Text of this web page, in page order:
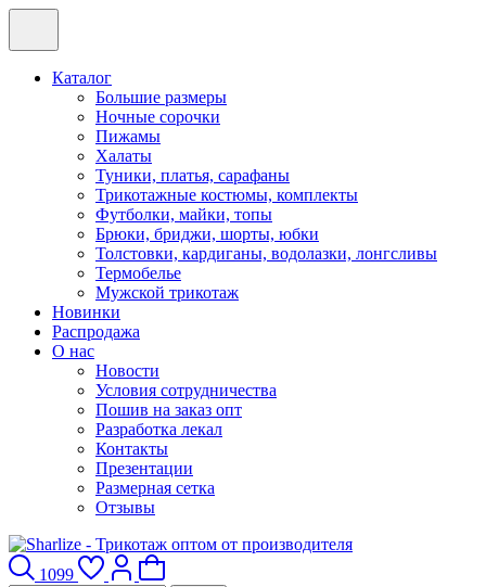
Каталог
Большие размеры
Ночные сорочки
Пижамы
Халаты
Туники, платья, сарафаны
Трикотажные костюмы, комплекты
Футболки, майки, топы
Брюки, бриджи, шорты, юбки
Толстовки, кардиганы, водолазки, лонгсливы
Термобелье
Мужской трикотаж
Новинки
Распродажа
О нас
Новости
Условия сотрудничества
Пошив на заказ опт
Разработка лекал
Контакты
Презентации
Размерная сетка
Отзывы
1099